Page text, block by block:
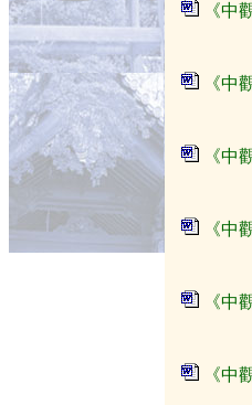
《中
《
《中
《
《中
《
《中
《
《中
《
《中
《